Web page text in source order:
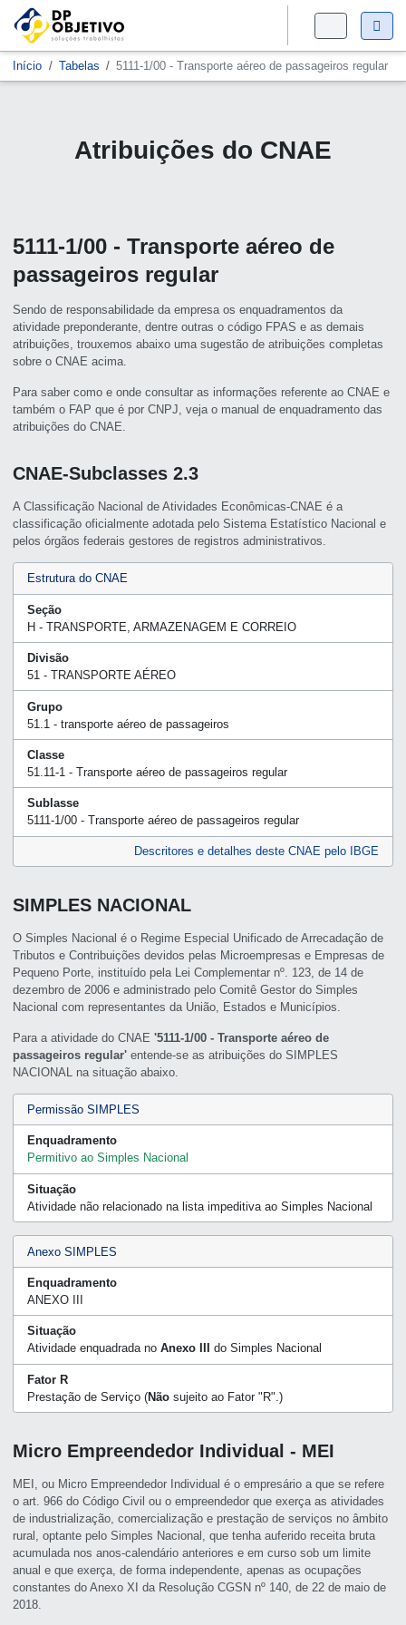
Início Tabelas 5111-1/00 - Transporte aéreo de passageiros regular
Atribuições do CNAE
5111-1/00 - Transporte aéreo de
passageiros regular
Sendo de responsabilidade da empresa os enquadramentos da
atividade preponderante, dentre outras o código FPAS e as demais
atribuições, trouxemos abaixo uma sugestão de atribuições completas
sobre o CNAE acima.
Para saber como e onde consultar as informações referente ao CNAE e
também o FAP que é por CNPJ, veja o manual de enquadramento das
atribuições do CNAE.
CNAE-Subclasses 2.3
A Classificação Nacional de Atividades Econômicas-CNAE é a
classificação oficialmente adotada pelo Sistema Estatístico Nacional e
pelos órgãos federais gestores de registros administrativos.
Estrutura do CNAE
Seção
H - TRANSPORTE, ARMAZENAGEM E CORREIO
Divisão
51 - TRANSPORTE AÉREO
Grupo
51.1 - transporte aéreo de passageiros
Classe
51.11-1 - Transporte aéreo de passageiros regular
Sublasse
5111-1/00 - Transporte aéreo de passageiros regular
Descritores e detalhes deste CNAE pelo IBGE
SIMPLES NACIONAL
O Simples Nacional é o Regime Especial Unificado de Arrecadação de
Tributos e Contribuições devidos pelas Microempresas e Empresas de
Pequeno Porte, instituído pela Lei Complementar nº. 123, de 14 de
dezembro de 2006 e administrado pelo Comitê Gestor do Simples
Nacional com representantes da União, Estados e Municípios.
Para a atividade do CNAE'5111-1/00 - Transporte aéreo de
passageiros regular' entende-se as atribuições do SIMPLES
NACIONAL na situação abaixo.
Permissão SIMPLES
Enquadramento
Permitivo ao Simples Nacional
Situação
Atividade não relacionado na lista impeditiva ao Simples Nacional
Anexo SIMPLES
Enquadramento
ANEXO III
Situação
Atividade enquadrada no Anexo III do Simples Nacional
Fator R
Prestação de Serviço (Nãosujeito ao Fator "R".)
Micro Empreendedor Individual - MEI
MEI, ou Micro Empreendedor Individual é o empresário a que se refere
o art. 966 do Código Civil ou o empreendedor que exerça as atividades
de industrialização, comercialização e prestação de serviços no âmbito
rural, optante pelo Simples Nacional, que tenha auferido receita bruta
acumulada nos anos-calendário anteriores e em curso sob um limite
anual e que exerça, de forma independente, apenas as ocupações
constantes do Anexo XI da Resolução CGSN nº 140, de 22 de maio de
2018.